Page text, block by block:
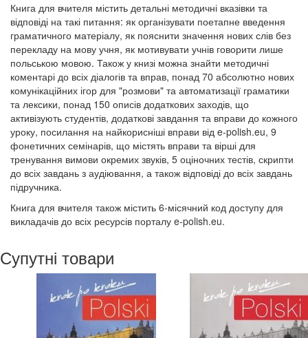
Книга для вчителя містить детальні методичні вказівки та
відповіді на такі питання: як організувати поетапне введення
граматичного матеріалу, як пояснити значення нових слів без
перекладу на мову учня, як мотивувати учнів говорити лише
польською мовою. Також у книзі можна знайти методичні
коментарі до всіх діалогів та вправ, понад 70 абсолютно нових
комунікаційних ігор для "розмови" та автоматизації граматики
та лексики, понад 150 описів додаткових заходів, що
активізують студентів, додаткові завдання та вправи до кожного
уроку, посилання на найкорисніші вправи від e-polish.eu, 9
фонетичних семінарів, що містять вправи та вірші для
тренування вимови окремих звуків, 5 оціночних тестів, скрипти
до всіх завдань з аудіювання, а також відповіді до всіх завдань
підручника.
Книга для вчителя також містить 6-місячний код доступу для
викладачів до всіх ресурсів порталу e-polish.eu.
Супутні товари